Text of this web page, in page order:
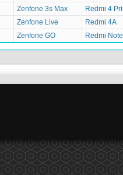
Zenfone 3s Max
Redmi 4
Zenfone Live
Redmi 4A
Zenfone GO Redmi